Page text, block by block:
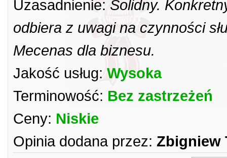
Uzasadnienie: Solidny.
odbiera z uwagi na czynności
Mecenas dla biznesu.
Jakość usług: Wysoka
Terminowość: Bez zastrzeżeń
Ceny: Niskie
Opinia dodana przez: Zbigniew